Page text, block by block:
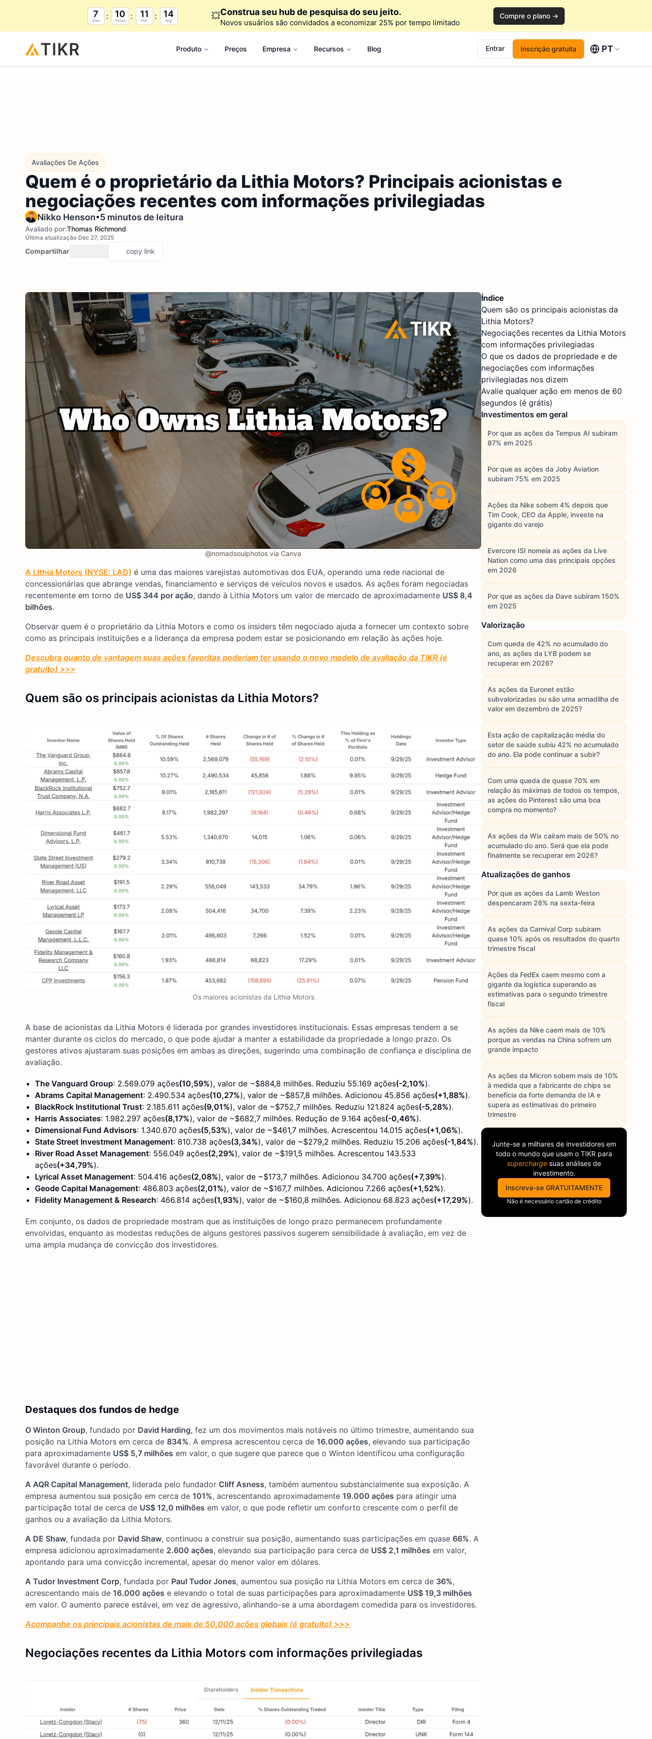
7
dias
10
horas
11
min.
13
seg. 💥Construa seu hub de pesquisa do seu jeito.
Novos usuários são convidados a economizar 25% por tempo limitado
Compre o plano →
Produto Preços Empresa Recursos Blog Entrar Inscrição gratuita PT
Avaliações De Ações
Quem é o proprietário da Lithia Motors? Principais acionistas e
negociações recentes com informações privilegiadas
Nikko Henson•5 minutos de leitura
Avaliado por:Thomas Richmond
Última atualização Dec 27, 2025
Compartilhar copy link
@nomadsoulphotos via Canva
A Lithia Motors (NYSE: LAD) é uma das maiores varejistas automotivas dos EUA, operando uma rede nacional de
concessionárias que abrange vendas, financiamento e serviços de veículos novos e usados. As ações foram negociadas
recentemente em torno de US$ 344 por ação, dando à Lithia Motors um valor de mercado de aproximadamente US$ 8,4
bilhões.
Observar quem é o proprietário da Lithia Motors e como os insiders têm negociado ajuda a fornecer um contexto sobre
como as principais instituições e a liderança da empresa podem estar se posicionando em relação às ações hoje.
Descubra quanto de vantagem suas ações favoritas poderiam ter usando o novo modelo de avaliação da TIKR (é
gratuito) >>>
Quem são os principais acionistas da Lithia Motors?
Os maiores acionistas da Lithia Motors
A base de acionistas da Lithia Motors é liderada por grandes investidores institucionais. Essas empresas tendem a se
manter durante os ciclos do mercado, o que pode ajudar a manter a estabilidade da propriedade a longo prazo. Os
gestores ativos ajustaram suas posições em ambas as direções, sugerindo uma combinação de confiança e disciplina de
avaliação.
The Vanguard Group: 2.569.079 ações(10,59%), valor de ~$884,8 milhões. Reduziu 55.169 ações(-2,10%).
Abrams Capital Management: 2.490.534 ações(10,27%), valor de ~$857,8 milhões. Adicionou 45.856 ações(+1,88%).
BlackRock Institutional Trust: 2.185.611 ações(9,01%), valor de ~$752,7 milhões. Reduziu 121.824 ações(-5,28%).
Harris Associates: 1.982.297 ações(8,17%), valor de ~$682,7 milhões. Redução de 9.164 ações(-0,46%).
Dimensional Fund Advisors: 1.340.670 ações(5,53%), valor de ~$461,7 milhões. Acrescentou 14.015 ações(+1,06%).
State Street Investment Management: 810.738 ações(3,34%), valor de ~$279,2 milhões. Reduziu 15.206 ações(-1,84%).
River Road Asset Management: 556.049 ações(2,29%), valor de ~$191,5 milhões. Acrescentou 143.533
ações(+34,79%).
Lyrical Asset Management: 504.416 ações(2,08%), valor de ~$173,7 milhões. Adicionou 34.700 ações(+7,39%).
Geode Capital Management: 486.803 ações(2,01%), valor de ~$167,7 milhões. Adicionou 7.266 ações(+1,52%).
Fidelity Management & Research: 466.814 ações(1,93%), valor de ~$160,8 milhões. Adicionou 68.823 ações(+17,29%).
Em conjunto, os dados de propriedade mostram que as instituições de longo prazo permanecem profundamente
envolvidas, enquanto as modestas reduções de alguns gestores passivos sugerem sensibilidade à avaliação, em vez de
uma ampla mudança de convicção dos investidores.
Destaques dos fundos de hedge
O Winton Group, fundado por David Harding, fez um dos movimentos mais notáveis no último trimestre, aumentando sua
posição na Lithia Motors em cerca de 834%. A empresa acrescentou cerca de 16.000 ações, elevando sua participação
para aproximadamente US$ 5,7 milhões em valor, o que sugere que parece que o Winton identificou uma configuração
favorável durante o período.
A AQR Capital Management, liderada pelo fundador Cliff Asness, também aumentou substancialmente sua exposição. A
empresa aumentou sua posição em cerca de 101%, acrescentando aproximadamente 19.000 ações para atingir uma
participação total de cerca de US$ 12,0 milhões em valor, o que pode refletir um conforto crescente com o perfil de
ganhos ou a avaliação da Lithia Motors.
A DE Shaw, fundada por David Shaw, continuou a construir sua posição, aumentando suas participações em quase 66%. A
empresa adicionou aproximadamente 2.600 ações, elevando sua participação para cerca de US$ 2,1 milhões em valor,
apontando para uma convicção incremental, apesar do menor valor em dólares.
A Tudor Investment Corp, fundada por Paul Tudor Jones, aumentou sua posição na Lithia Motors em cerca de 36%,
acrescentando mais de 16.000 ações e elevando o total de suas participações para aproximadamente US$ 19,3 milhões
em valor. O aumento parece estável, em vez de agressivo, alinhando-se a uma abordagem comedida para os investidores.
Acompanhe os principais acionistas de mais de 50.000 ações globais (é gratuito) >>>
Negociações recentes da Lithia Motors com informações privilegiadas
Índice
Quem são os principais acionistas da
Lithia Motors?
Negociações recentes da Lithia Motors
com informações privilegiadas
O que os dados de propriedade e de
negociações com informações
privilegiadas nos dizem
Avalie qualquer ação em menos de 60
segundos (é grátis)
Investimentos em geral
Por que as ações da Tempus AI subiram
87% em 2025
Por que as ações da Joby Aviation
subiram 75% em 2025
Ações da Nike sobem 4% depois que
Tim Cook, CEO da Apple, investe na
gigante do varejo
Evercore ISI nomeia as ações da Live
Nation como uma das principais opções
em 2026
Por que as ações da Dave subiram 150%
em 2025
Valorização
Com queda de 42% no acumulado do
ano, as ações da LYB podem se
recuperar em 2026?
As ações da Euronet estão
subvalorizadas ou são uma armadilha de
valor em dezembro de 2025?
Esta ação de capitalização média do
setor de saúde subiu 42% no acumulado
do ano. Ela pode continuar a subir?
Com uma queda de quase 70% em
relação às máximas de todos os tempos,
as ações do Pinterest são uma boa
compra no momento?
As ações da Wix caíram mais de 50% no
acumulado do ano. Será que ela pode
finalmente se recuperar em 2026?
Atualizações de ganhos
Por que as ações da Lamb Weston
despencaram 26% na sexta-feira
As ações da Carnival Corp subiram
quase 10% após os resultados do quarto
trimestre fiscal
Ações da FedEx caem mesmo com a
gigante da logística superando as
estimativas para o segundo trimestre
fiscal
As ações da Nike caem mais de 10%
porque as vendas na China sofrem um
grande impacto
As ações da Micron sobem mais de 10%
à medida que a fabricante de chips se
beneficia da forte demanda de IA e
supera as estimativas do primeiro
trimestre
Junte-se a milhares de investidores em
todo o mundo que usam o TIKR para
supercharge suas análises de
investimento.
Inscreva-se GRATUITAMENTE
Não é necessário cartão de crédito